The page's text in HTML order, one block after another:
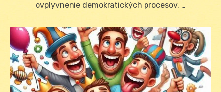
ovplyvnenie demokratických procesov. …